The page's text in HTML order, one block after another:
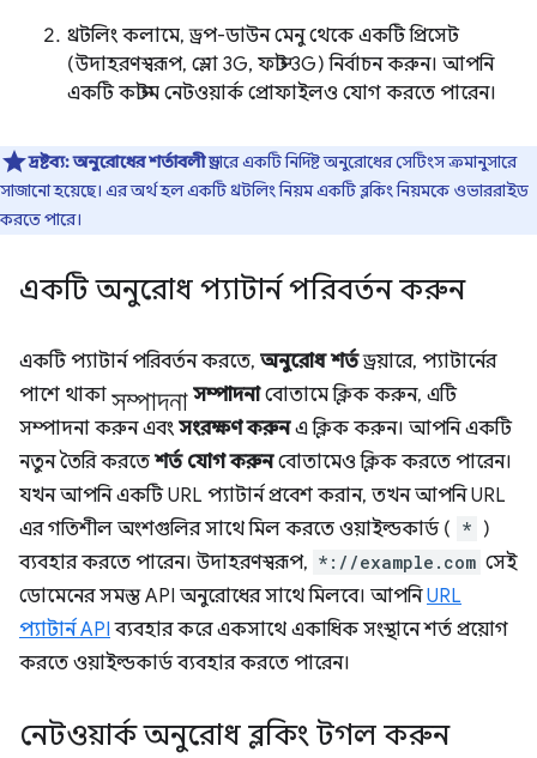
থ্রটলিং কলামে, ড্রপ-ডাউন মেনু থেকে একটি প্রিসেট
(উদাহরণস্বরূপ, স্লো 3G, ফাস্ট 3G) নির্বাচন করুন। আপনি
একটি কাস্টম নেটওয়ার্ক প্রোফাইলও যোগ করতে পারেন।
দ্রষ্টব্য:অনুরোধের শর্তাবলীড্রয়ারে একটি নির্দিষ্ট অনুরোধের সেটিংস ক্রমানুসারে
সাজানো হয়েছে। এর অর্থ হল একটি থ্রটলিং নিয়ম একটি ব্লকিং নিয়মকে ওভাররাইড
করতে পারে।
একটি অনুরোধ প্যাটার্ন পরিবর্তন করুন
একটি প্যাটার্ন পরিবর্তন করতে, অনুরোধ শর্তড্রয়ারে, প্যাটার্নের
পাশে থাকা সম্পাদনা সম্পাদনাবোতামে ক্লিক করুন, এটি
সম্পাদনা করুন এবং সংরক্ষণ করুনএ ক্লিক করুন। আপনি একটি
নতুন তৈরি করতেশর্ত যোগ করুনবোতামেও ক্লিক করতে পারেন।
যখন আপনি একটি URL প্যাটার্ন প্রবেশ করান, তখন আপনি URL
এর গতিশীল অংশগুলির সাথে মিল করতে ওয়াইল্ডকার্ড ( * )
ব্যবহার করতে পারেন। উদাহরণস্বরূপ, *://example.com সেই
ডোমেনের সমস্ত API অনুরোধের সাথে মিলবে। আপনিURL
প্যাটার্ন API ব্যবহার করে একসাথে একাধিক সংস্থানে শর্ত প্রয়োগ
করতে ওয়াইল্ডকার্ড ব্যবহার করতে পারেন।
নেটওয়ার্ক অনুরোধ ব্লকিং টগল করুন